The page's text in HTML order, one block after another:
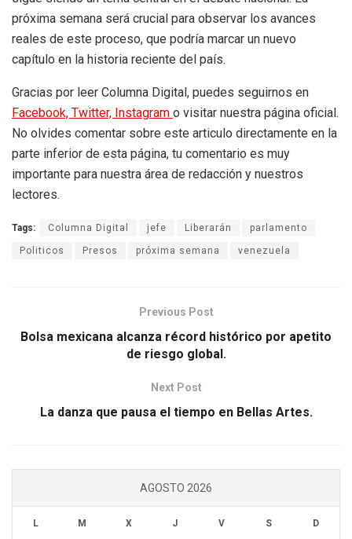
próxima semana será crucial para observar los avances
reales de este proceso, que podría marcar un nuevo
capítulo en la historia reciente del país.
Gracias por leer Columna Digital, puedes seguirnos en
Facebook, Twitter, Instagram o visitar nuestra página oficial.
No olvides comentar sobre este articulo directamente en la
parte inferior de esta página, tu comentario es muy
importante para nuestra área de redacción y nuestros
lectores.
Tags: Columna Digital jefe Liberarán parlamento
Politicos Presos próxima semana venezuela
Previous Post
Bolsa mexicana alcanza récord histórico por apetito
de riesgo global.
Next Post
La danza que pausa el tiempo en Bellas Artes.
AGOSTO 2026
L M X J V S D